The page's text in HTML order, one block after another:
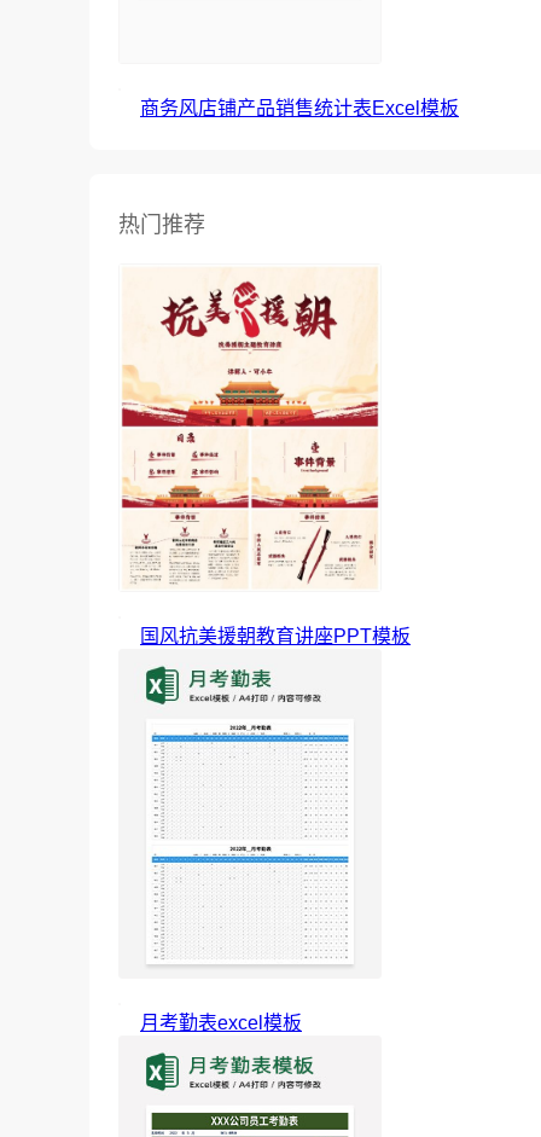
商务风店铺产品销售统计表Excel模板
热门推荐
国风抗美援朝教育讲座PPT模板
月考勤表excel模板